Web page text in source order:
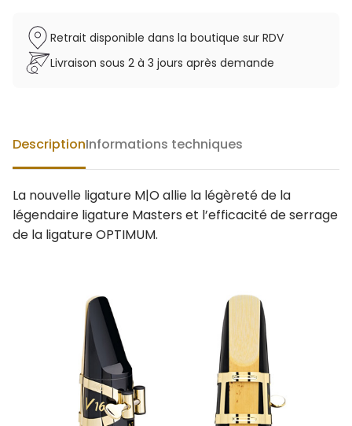
Retrait disponible dans la boutique sur RDV
Livraison sous 2 à 3 jours après demande
DescriptionInformations techniques
La nouvelle ligature M|O allie la légèreté de la
légendaire ligature Masters et l’efficacité de serrage
de la ligature OPTIMUM.